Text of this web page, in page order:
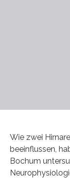
Wie zwei
beeinflussen,
Bochum